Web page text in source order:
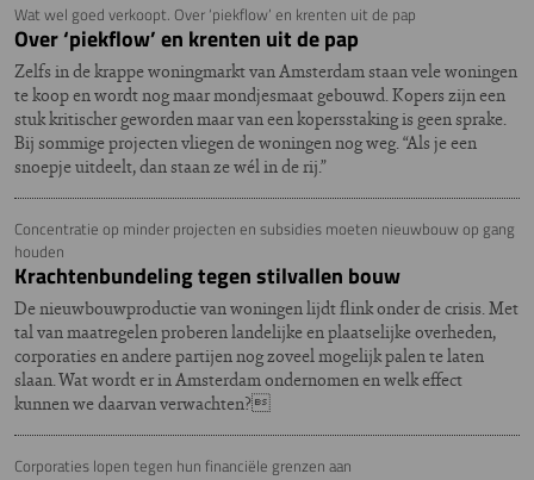
Wat wel goed verkoopt. Over ‘piekflow’ en krenten uit de pap
Over ‘piekflow’ en krenten uit de pap
Zelfs in de krappe woningmarkt van Amsterdam staan vele woningen
te koop en wordt nog maar mondjesmaat gebouwd. Kopers zijn een
stuk kritischer geworden maar van een kopersstaking is geen sprake.
Bij sommige projecten vliegen de woningen nog weg. “Als je een
snoepje uitdeelt, dan staan ze wél in de rij.”
Concentratie op minder projecten en subsidies moeten nieuwbouw op gang
houden
Krachtenbundeling tegen stilvallen bouw
De nieuwbouwproductie van woningen lijdt flink onder de crisis. Met
tal van maatregelen proberen landelijke en plaatselijke overheden,
corporaties en andere partijen nog zoveel mogelijk palen te laten
slaan. Wat wordt er in Amsterdam ondernomen en welk effect
kunnen we daarvan verwachten?
Corporaties lopen tegen hun financiële grenzen aan